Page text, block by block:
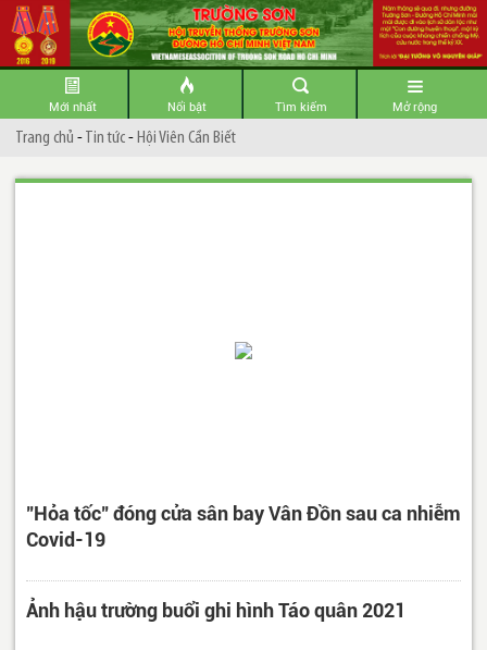
Mới nhất Nổi bật Tìm kiếm Mở rộng
Trang chủ -Tin tức- Hội Viên Cần Biết
"Hỏa tốc" đóng cửa sân bay Vân Đồn sau ca nhiễm
Covid-19
Ảnh hậu trường buổi ghi hình Táo quân 2021